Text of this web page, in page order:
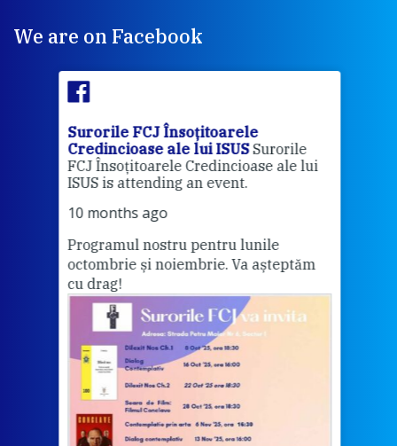
We are on Facebook
Surorile FCJ Însoțitoarele
Credincioase ale lui ISUSSurorile
FCJ Însoțitoarele Credincioase ale lui
ISUS is attending an event.
10 months ago
Programul nostru pentru lunile
octombrie și noiembrie. Va așteptăm
cu drag!